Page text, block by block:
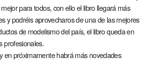
para todos, con ello el libro llegará más
y podréis aprovecharos de una de las mejores
de modelismo del país, el libro queda en
profesionales.
en próximamente habrá más novedades